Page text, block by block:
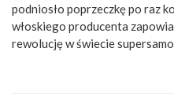
podniosło poprzeczkę po raz
włoskiego producenta
rewolucję w świecie